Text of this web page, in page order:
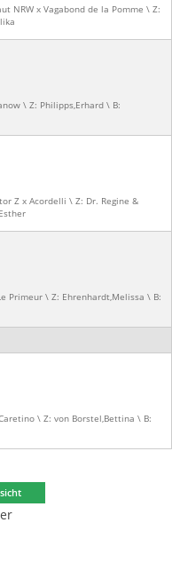
NRW x Vagabond de la Pomme \ Z:
\ Z: Philipps,Erhard \ B:
Z x Acordelli \ Z: Dr. Regine &
Primeur \ Z: Ehrenhardt,Melissa \ B:
\ Z: von Borstel,Bettina \ B: